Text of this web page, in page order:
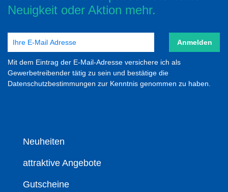
Neuigkeit oder Aktion mehr.
Anmelden
Mit dem Eintrag der E-Mail-Adresse versichere ich als
Gewerbetreibender tätig zu sein und bestätige die
Datenschutzbestimmungen zur Kenntnis genommen zu haben.
Neuheiten
attraktive Angebote
Gutscheine